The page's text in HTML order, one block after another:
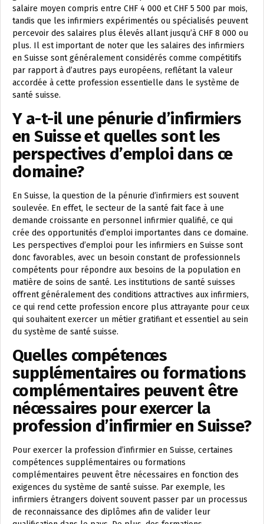
salaire moyen compris entre CHF 4 000 et CHF 5 500 par mois,
tandis que les infirmiers expérimentés ou spécialisés peuvent
percevoir des salaires plus élevés allant jusqu’à CHF 8 000 ou
plus. Il est important de noter que les salaires des infirmiers
en Suisse sont généralement considérés comme compétitifs
par rapport à d’autres pays européens, reflétant la valeur
accordée à cette profession essentielle dans le système de
santé suisse.
Y a-t-il une pénurie d’infirmiers
en Suisse et quelles sont les
perspectives d’emploi dans ce
domaine?
En Suisse, la question de la pénurie d’infirmiers est souvent
soulevée. En effet, le secteur de la santé fait face à une
demande croissante en personnel infirmier qualifié, ce qui
crée des opportunités d’emploi importantes dans ce domaine.
Les perspectives d’emploi pour les infirmiers en Suisse sont
donc favorables, avec un besoin constant de professionnels
compétents pour répondre aux besoins de la population en
matière de soins de santé. Les institutions de santé suisses
offrent généralement des conditions attractives aux infirmiers,
ce qui rend cette profession encore plus attrayante pour ceux
qui souhaitent exercer un métier gratifiant et essentiel au sein
du système de santé suisse.
Quelles compétences
supplémentaires ou formations
complémentaires peuvent être
nécessaires pour exercer la
profession d’infirmier en Suisse?
Pour exercer la profession d’infirmier en Suisse, certaines
compétences supplémentaires ou formations
complémentaires peuvent être nécessaires en fonction des
exigences du système de santé suisse. Par exemple, les
infirmiers étrangers doivent souvent passer par un processus
de reconnaissance des diplômes afin de valider leur